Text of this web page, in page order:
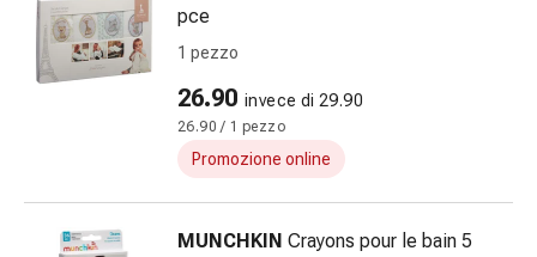
disinfezione
delle
ferite
Medicazioni
spray
Suture
pce
1 pezzo
26.90 invece di 29.90
26.90 / 1 pezzo
Promozione online
MUNCHKIN Crayons pour le bain 5